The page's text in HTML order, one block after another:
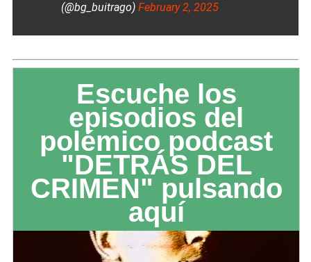
(@bg_buitrago) February 2, 2025
Escuche los
episodios del
polémico podcast
"DETRÁS DEL
CRIMEN" pulsando
aquí